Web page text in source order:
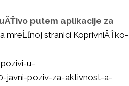
putem aplikacije za
mreĹľnoj stranici KoprivniÄŤko-
u-
poziv-za-aktivnost-a-